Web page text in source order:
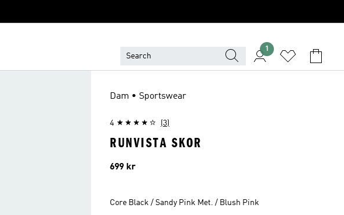
1
Dam • Sportswear
4 (3)
RUNVISTA SKOR
Pris
699 kr
Core Black / Sandy Pink Met. / Blush Pink